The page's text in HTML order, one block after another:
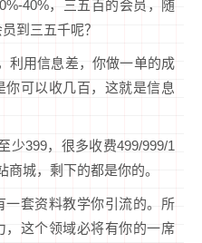
40%，三五百的会员，随
到三五千呢？
利用信息差，你做一单的成
可以收几百，这就是信息
少399，很多收费499/999/1
城，剩下的都是你的。
套资料教学你引流的。所
，这个领域必将有你的一席